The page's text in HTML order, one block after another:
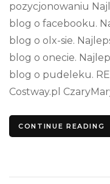
Otonaj.pl
–
najlepsze
produkty
pozycjonowaniu
blog o facebooku.
blog o olx-sie.
blog o onecie.
blog o pudeleku.
Costway.pl
CONTINUE READING